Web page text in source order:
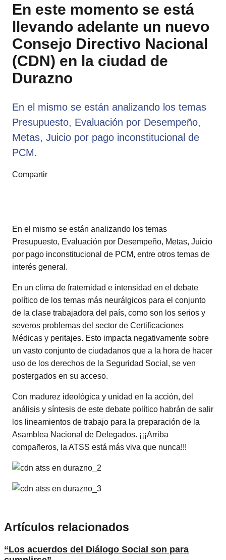
En este momento se está
llevando adelante un nuevo
Consejo Directivo Nacional
(CDN) en la ciudad de
Durazno
En el mismo se están analizando los temas
Presupuesto, Evaluación por Desempeño,
Metas, Juicio por pago inconstitucional de
PCM.
Compartir
En el mismo se están analizando los temas
Presupuesto, Evaluación por Desempeño, Metas, Juicio
por pago inconstitucional de PCM, entre otros temas de
interés general.
En un clima de fraternidad e intensidad en el debate
político de los temas más neurálgicos para el conjunto
de la clase trabajadora del país, como son los serios y
severos problemas del sector de Certificaciones
Médicas y peritajes. Esto impacta negativamente sobre
un vasto conjunto de ciudadanos que a la hora de hacer
uso de los derechos de la Seguridad Social, se ven
postergados en su acceso.
Con madurez ideológica y unidad en la acción, del
análisis y síntesis de este debate político habrán de salir
los lineamientos de trabajo para la preparación de la
Asamblea Nacional de Delegados. ¡¡¡Arriba
compañeros, la ATSS está más viva que nunca!!!
Artículos relacionados
“Los acuerdos del Diálogo Social son para